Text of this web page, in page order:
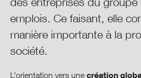
Migros dans
Migros et le
durable
emplois. Ce faisant, elle
manière importante à la
société.
L’orientation vers une création